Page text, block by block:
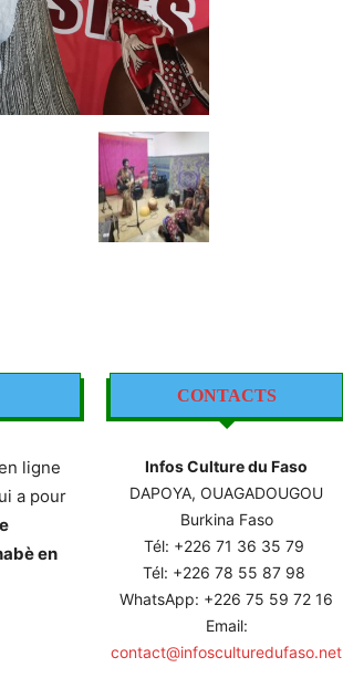
ligne
a pour
en
CONTACTS
Infos Culture du Faso
DAPOYA, OUAGADOUGOU
Burkina Faso
Tél: +22671 36 35 79
Tél: +226 78 55 87 98
WhatsApp: +226 75 59 72 16
Email:
contact@infosculturedufaso.net